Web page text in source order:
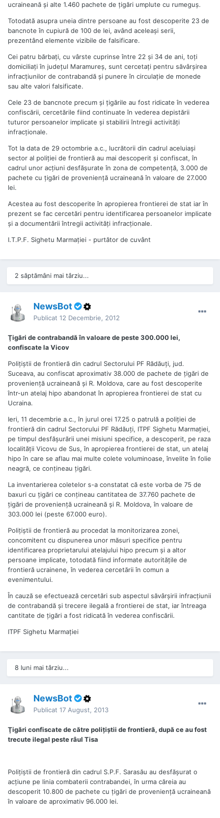
ucraineană şi alte 1.460 pachete de ţigări umplute cu rumeguş.
Totodată asupra uneia dintre persoane au fost descoperite 23 de
bancnote în cupiură de 100 de lei, având aceleaşi serii,
prezentând elemente vizibile de falsificare.
Cei patru bărbaţi, cu vârste cuprinse între 22 şi 34 de ani, toţi
domiciliaţi în judeţul Maramureş, sunt cercetaţi pentru săvârşirea
infracţiunilor de contrabandă şi punere în circulaţie de monede
sau alte valori falsificate.
Cele 23 de bancnote precum şi ţigările au fost ridicate în vederea
confiscării, cercetările fiind continuate în vederea depistării
tuturor persoanelor implicate şi stabilirii întregii activităţi
infracţionale.
Tot la data de 29 octombrie a.c., lucrătorii din cadrul aceluiaşi
sector al poliţiei de frontieră au mai descoperit şi confiscat, în
cadrul unor acţiuni desfăşurate în zona de competenţă, 3.000 de
pachete cu ţigări de provenienţă ucraineană în valoare de 27.000
lei.
Acestea au fost descoperite în apropierea frontierei de stat iar în
prezent se fac cercetări pentru identificarea persoanelor implicate
şi a documentării întregii activităţi infracţionale.
I.T.P.F. Sighetu Marmaţiei - purtător de cuvânt
2 săptămâni mai târziu...
NewsBot
Publicat 12 Decembrie, 2012
Ţigări de contrabandă în valoare de peste 300.000 lei,
confiscate la Vicov
Poliţiştii de frontieră din cadrul Sectorului PF Rădăuţi, jud.
Suceava, au confiscat aproximativ 38.000 de pachete de ţigări de
provenienţă ucraineană şi R. Moldova, care au fost descoperite
într-un atelaj hipo abandonat în apropierea frontierei de stat cu
Ucraina.
Ieri, 11 decembrie a.c., în jurul orei 17.25 o patrulă a poliţiei de
frontieră din cadrul Sectorului PF Rădăuţi, ITPF Sighetu Marmaţiei,
pe timpul desfăşurării unei misiuni specifice, a descoperit, pe raza
localităţii Vicovu de Sus, în apropierea frontierei de stat, un atelaj
hipo în care se aflau mai multe colete voluminoase, învelite în folie
neagră, ce conţineau ţigări.
La inventarierea coletelor s-a constatat că este vorba de 75 de
baxuri cu ţigări ce conţineau cantitatea de 37.760 pachete de
ţigări de provenienţă ucraineană şi R. Moldova, în valoare de
303.000 lei (peste 67.000 euro).
Poliţiştii de frontieră au procedat la monitorizarea zonei,
concomitent cu dispunerea unor măsuri specifice pentru
identificarea proprietarului atelajului hipo precum şi a altor
persoane implicate, totodată fiind informate autorităţile de
frontieră ucrainene, în vederea cercetării în comun a
evenimentului.
În cauză se efectuează cercetări sub aspectul săvârşirii infracţiunii
de contrabandă şi trecere ilegală a frontierei de stat, iar întreaga
cantitate de ţigări a fost ridicată în vederea confiscării.
ITPF Sighetu Marmaţiei
8 luni mai târziu...
NewsBot
Publicat 17 August, 2013
Ţigări confiscate de către poliţiştii de frontieră, după ce au fost
trecute ilegal peste râul Tisa
Poliţiştii de frontieră din cadrul S.P.F. Sarasău au desfăşurat o
acţiune pe linia combaterii contrabandei, în urma căreia au
descoperit 10.800 de pachete cu ţigări de provenienţă ucraineană
în valoare de aproximativ 96.000 lei.